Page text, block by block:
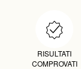
RISULTATI
COMPROVATI